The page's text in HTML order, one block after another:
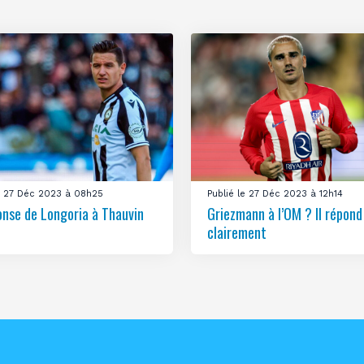
27 Déc 2023 à 08h25
de Longoria à Thauvin
Publié le 27 Déc 2023 à 12h14
Griezmann à l’OM ? Il répond
clairement